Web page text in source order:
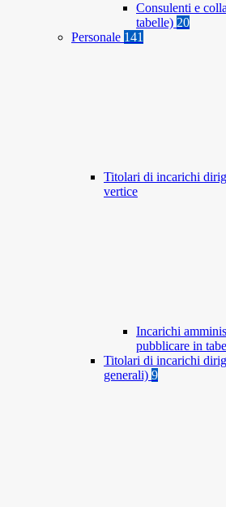
Consulenti e
tabelle) 20
Personale 141
Titolari di incarichi
vertice
Incarichi
pubblicare in
Titolari di incarichi
generali) 9